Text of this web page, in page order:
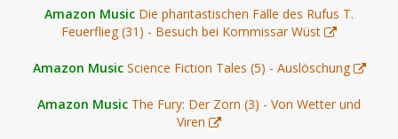
Amazon Music Die phantastischen Fälle des Rufus T.
Feuerflieg (31) - Besuch bei Kommissar Wüst
Amazon Music Science Fiction Tales (5) - Auslöschung
Amazon Music The Fury: Der Zorn (3) - Von Wetter und
Viren